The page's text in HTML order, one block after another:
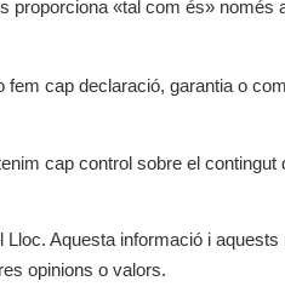
«tal com és»
cap declaració, garantia o
cap control sobre el
Aquesta informació i
opinions o valors.